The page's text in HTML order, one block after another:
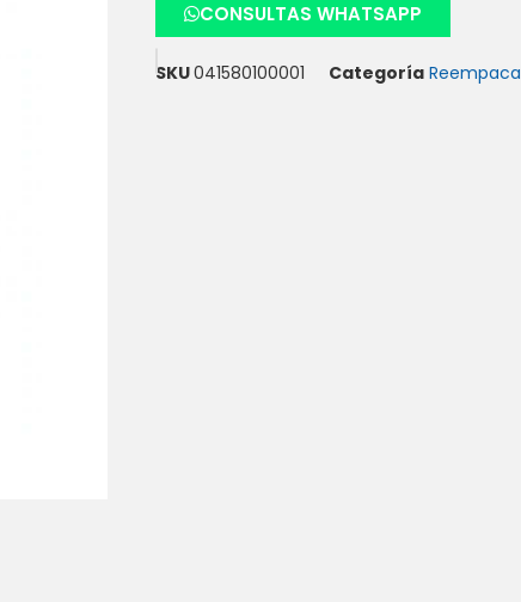
CONSULTAS WHATSAPP
SKU041580100001 Categoría